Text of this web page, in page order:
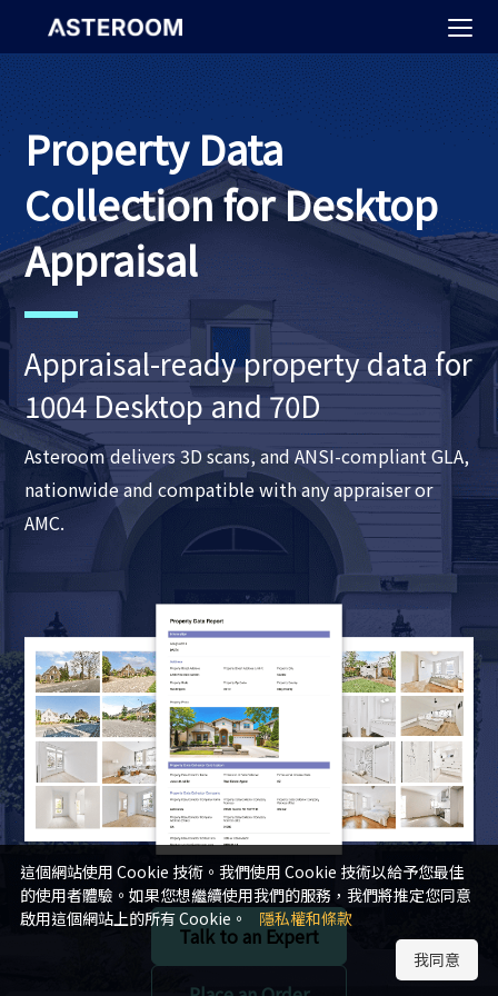
Property Data
Collection for Desktop
Appraisal
Appraisal-ready property data for
1004 Desktop and 70D
Asteroom delivers 3D scans, and ANSI-compliant GLA,
nationwide and compatible with any appraiser or
AMC.
Talk to an Expert
這個網站使用 Cookie 技術。我們使用 Cookie 技術以給予您最佳
的使用者體驗。如果您想繼續使用我們的服務，我們將推定您同意
啟用這個網站上的所有 Cookie。
隱私權和條款
我同意